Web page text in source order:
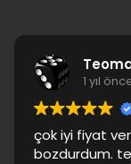
1 yıl
çok iyi fiyat
bozdurdum.